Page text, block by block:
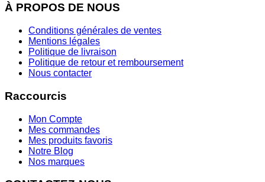
À PROPOS DE NOUS
Conditions générales de ventes
Mentions légales
Politique de livraison
Politique de retour et remboursement
Nous contacter
Raccourcis
Mon Compte
Mes commandes
Mes produits favoris
Notre Blog
Nos marques